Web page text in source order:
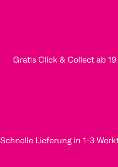
Gratis Click & Collect ab
Schnelle Lieferung in 1-3